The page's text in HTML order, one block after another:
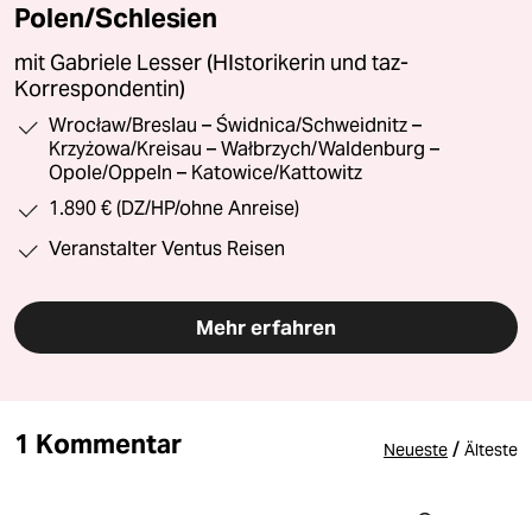
Polen/Schlesien
mit Gabriele Lesser (HIstorikerin und taz-
Korrespondentin)
Wrocław/Breslau – Świdnica/Schweidnitz –
Krzyżowa/Kreisau – Wałbrzych/Waldenburg –
Opole/Oppeln – Katowice/Kattowitz
1.890 € (DZ/HP/ohne Anreise)
Veranstalter Ventus Reisen
Mehr erfahren
1 Kommentar Neueste / Älteste